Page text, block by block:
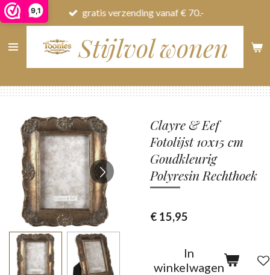
9,1
Ga
direct
naar
Stijlvol wonen
gratis verzending vanaf € 70.-
Clayre & Eef
Fotolijst 10x15 cm
Goudkleurig
Polyresin Rechthoek
€ 15,95
In
winkelwagen